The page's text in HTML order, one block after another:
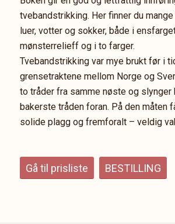
tvebandstrikking. Her finner du
luer, votter og sokker, både i
mønsterrelieff og i to farger.
Tvebandstrikking var mye brukt før i
grensetraktene mellom Norge og
to tråder fra samme nøste og slynger
bakerste tråden foran. På den måten
solide plagg og fremforalt – veldig
Gå til prisliste BESTILLING